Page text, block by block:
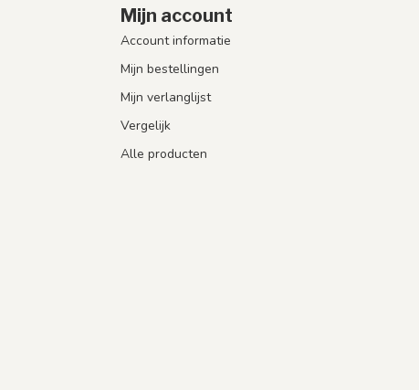
Mijn account
Account informatie
Mijn bestellingen
Mijn verlanglijst
Vergelijk
Alle producten